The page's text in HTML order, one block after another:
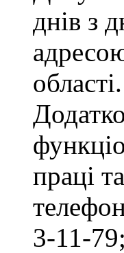
днів з
області.
праці
3-11-